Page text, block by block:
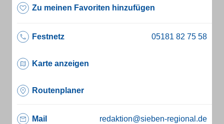
Zu meinen Favoriten hinzufügen
Festnetz
Karte anzeigen
Routenplaner
Mail redaktion@sieben-regional.de